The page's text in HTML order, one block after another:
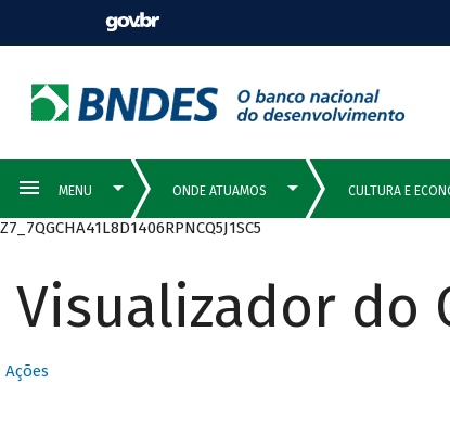
Z7_7QGCHA41L8D1406RPNCQ5J1SC5
Visualizador do
Ações